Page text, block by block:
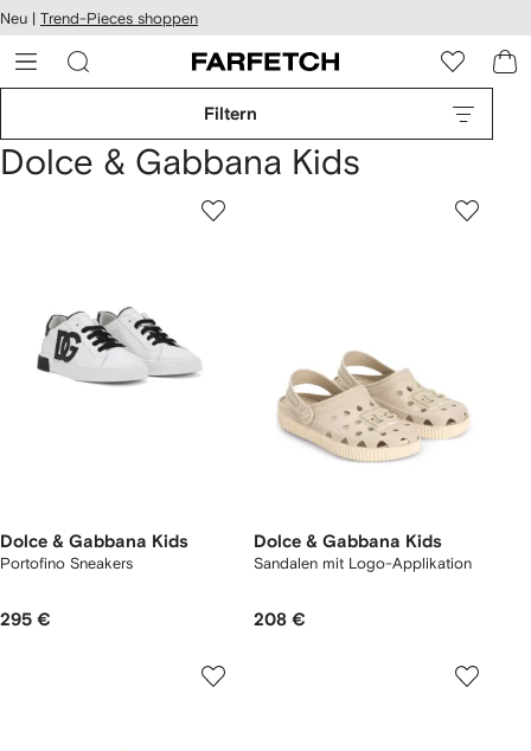
zum
Neu | Trend-Pieces shoppen
Filtern
Dolce & Gabbana Kids
Dolce & Gabbana Kids
Portofino Sneakers
295 €
Dolce & Gabbana Kids
Sandalen mit Logo-Applikation
208 €